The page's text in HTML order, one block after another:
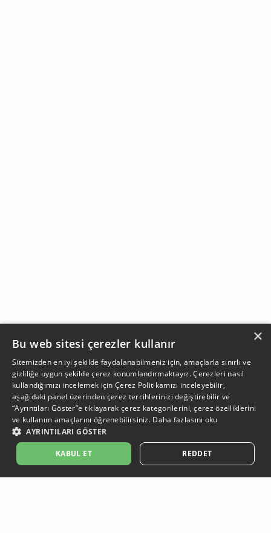
×
Bu web sitesi çerezler kullanır
Sitemizden en iyi şekilde faydalanabilmeniz için, amaçlarla sınırlı ve
gizliliğe uygun şekilde çerez konumlandırmaktayız. Çerezleri nasıl
kullandığımızı incelemek içinÇerez Politikamızı inceleyebilir,
aşağıdaki panel üzerinden çerez tercihlerinizi değiştirebilir ve
“Ayrıntıları Göster”e tıklayarak çerez kategorilerini, çerez özelliklerini
ve kullanım amaçlarını öğrenebilirsiniz. Daha fazlasını oku
AYRINTILARI GÖSTER
KABUL ET REDDET